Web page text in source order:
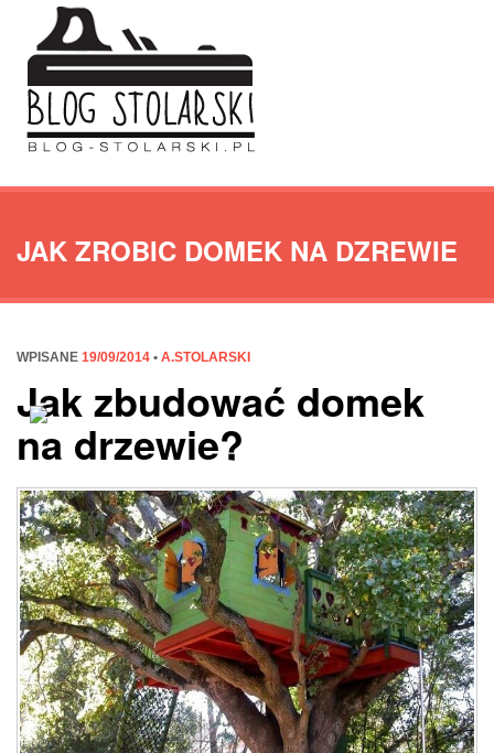
JAK ZROBIC DOMEK NA DZREWIE
WPISANE 19/09/2014 • A.STOLARSKI
Jak zbudować domek
na drzewie?